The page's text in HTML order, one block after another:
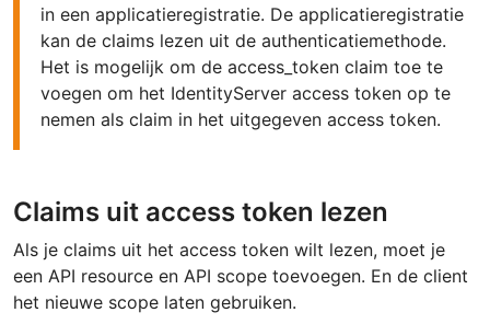
in een applicatieregistratie. De applicatieregistratie
kan de claims lezen uit de authenticatiemethode.
Het is mogelijk om de access_token claim toe te
voegen om het IdentityServer access token op te
nemen als claim in het uitgegeven access token.
Claims uit access token lezen
Als je claims uit het access token wilt lezen, moet je
een API resource en API scope toevoegen. En de client
het nieuwe scope laten gebruiken.